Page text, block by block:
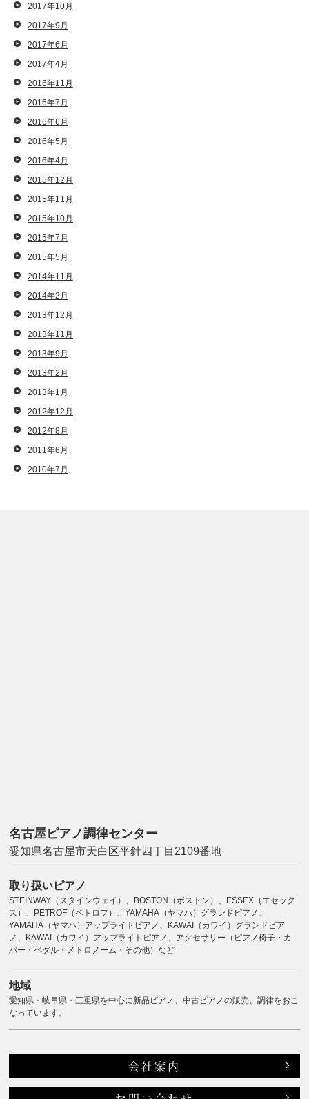
2017年10月
2017年9月
2017年6月
2017年4月
2016年11月
2016年7月
2016年6月
2016年5月
2016年4月
2015年12月
2015年11月
2015年10月
2015年7月
2015年5月
2014年11月
2014年2月
2013年12月
2013年11月
2013年9月
2013年2月
2013年1月
2012年12月
2012年8月
2011年6月
2010年7月
名古屋ピアノ調律センター
愛知県名古屋市天白区平針四丁目2109番地
取り扱いピアノ
STEINWAY（スタインウェイ）、BOSTON（ボストン）、ESSEX（エセック
ス）、PETROF（ペトロフ）、YAMAHA（ヤマハ）グランドピアノ、
YAMAHA（ヤマハ）アップライトピアノ、KAWAI（カワイ）グランドピア
ノ、KAWAI（カワイ）アップライトピアノ、アクセサリー（ピアノ椅子・カ
バー・ペダル・メトロノーム・その他）など
地域
愛知県・岐阜県・三重県を中心に新品ピアノ、中古ピアノの販売、調律をおこ
なっています。
会社案内